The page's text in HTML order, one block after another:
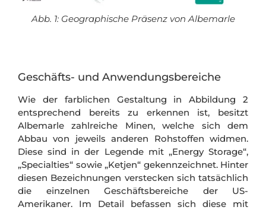
Abb. 1: Geographische Präsenz von Albemarle
Geschäfts- und Anwendungsbereiche
Wie der farblichen Gestaltung in Abbildung 2
entsprechend bereits zu erkennen ist, besitzt
Albemarle zahlreiche Minen, welche sich dem
Abbau von jeweils anderen Rohstoffen widmen.
Diese sind in der Legende mit „Energy Storage“,
„Specialties“ sowie „Ketjen“ gekennzeichnet. Hinter
diesen Bezeichnungen verstecken sich tatsächlich
die einzelnen Geschäftsbereiche der US-
Amerikaner. Im Detail befassen sich diese mit